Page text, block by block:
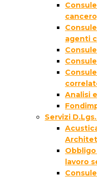
agenti
Analisi
Servizi
lavoro